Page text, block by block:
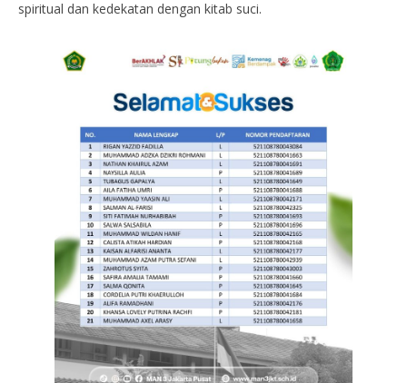
spiritual dan kedekatan dengan kitab suci.